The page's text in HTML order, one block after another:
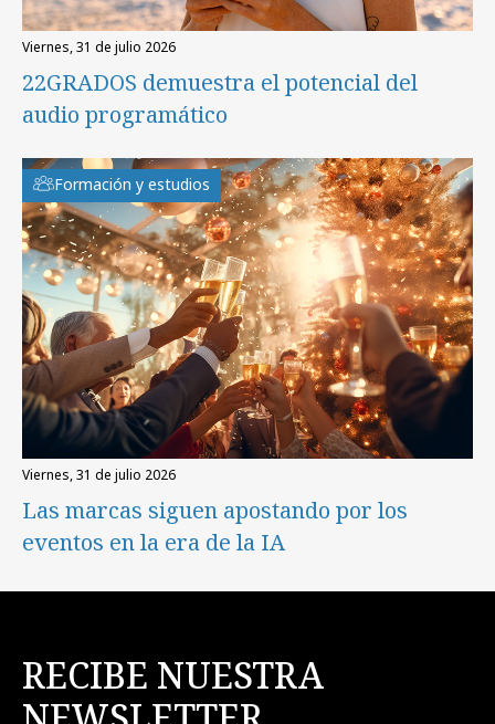
viernes, 31 de julio 2026
22GRADOS demuestra el potencial del
audio programático
Formación y estudios
viernes, 31 de julio 2026
Las marcas siguen apostando por los
eventos en la era de la IA
RECIBE NUESTRA